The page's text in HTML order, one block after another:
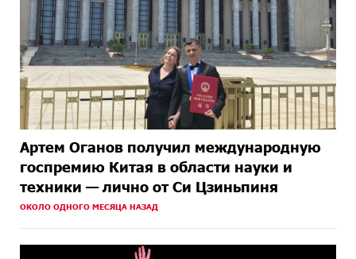
Артем Оганов получил международную
госпремию Китая в области науки и
техники — лично от Си Цзиньпиня
ОКОЛО ОДНОГО МЕСЯЦА НАЗАД